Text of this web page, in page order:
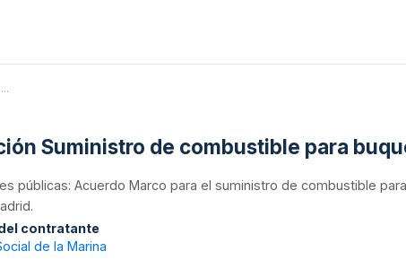
Suministro de combustible para
públicas: Acuerdo Marco para el suministro de combustible
contratante
de la Marina